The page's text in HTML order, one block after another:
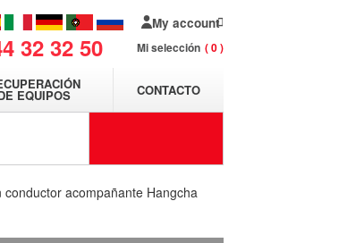
32 32 50
My account
Mi selección 0
EQUIPOS CONTACTO
conductor acompañante Hangcha